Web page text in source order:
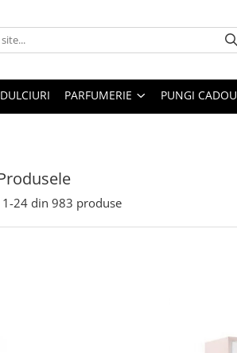
DULCIURI PARFUMERIE PUNGI CADOU
1-24 din 983 produse